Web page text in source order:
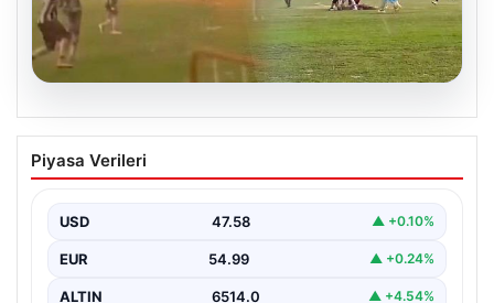
Olmaz denen oldu! Maç sırasında
yıldırım çarptı: O futbolcu hayatını
Piyasa Verileri
USD 47.58 ▲ +0.10%
EUR 54.99 ▲ +0.24%
ALTIN 6514.0 ▲ +4.54%